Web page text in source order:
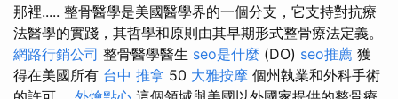
那裡..... 整骨醫學是美國醫學界的一個分支，它支持對抗療
法醫學的實踐，其哲學和原則由其早期形式整骨療法定義。
網路行銷公司 整骨醫學醫生 seo是什麼 (DO) seo推薦 獲
得在美國所有 台中 推拿 50 大雅按摩 個州執業和外科手術